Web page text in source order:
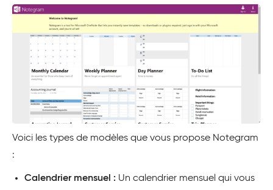
Voici les types de modèles que vous propose Notegram
:
Calendrier mensuel : Un calendrier mensuel qui vous